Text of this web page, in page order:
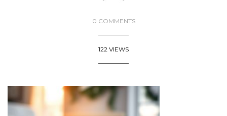
0 COMMENTS
122 VIEWS